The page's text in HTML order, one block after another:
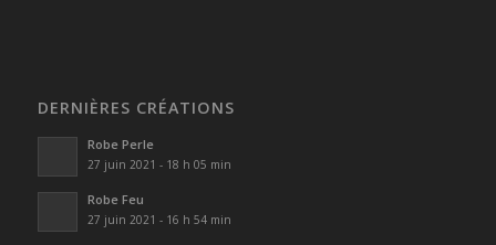
DERNIÈRES CRÉATIONS
Robe Perle
27 juin 2021 - 18 h 05 min
Robe Feu
27 juin 2021 - 16 h 54 min